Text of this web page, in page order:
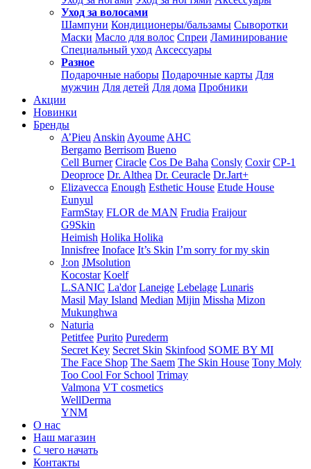
Уход за волосами
Шампуни Кондиционеры/бальзамы Сыворотки
Маски Масло для волос Спреи Ламинирование
Специальный уход Аксессуары
Разное
Подарочные наборы Подарочные карты Для
мужчин Для детей Для дома Пробники
Акции
Новинки
Бренды
A’Pieu Anskin Ayoume AHC
Bergamo Berrisom Bueno
Cell Burner Ciracle Cos De Baha Consly Coxir CP-1
Deoproce Dr. Althea Dr. Ceuracle Dr.Jart+
Elizavecca Enough Esthetic House Etude House
Eunyul
FarmStay FLOR de MAN Frudia Fraijour
G9Skin
Heimish Holika Holika
Innisfree Inoface It’s Skin I’m sorry for my skin
J:on JMsolution
Kocostar Koelf
L.SANIC La'dor Laneige Lebelage Lunaris
Masil May Island Median Mijin Missha Mizon
Mukunghwa
Naturia
Petitfee Purito Purederm
Secret Key Secret Skin Skinfood SOME BY MI
The Face Shop The Saem The Skin House Tony Moly
Too Cool For School Trimay
Valmona VT cosmetics
WellDerma
YNM
О нас
Наш магазин
С чего начать
Контакты